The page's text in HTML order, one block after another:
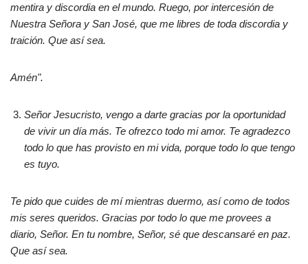
mentira y discordia en el mundo. Ruego, por intercesión de
Nuestra Señora y San José, que me libres de toda discordia y
traición. Que así sea.
Amén".
Señor Jesucristo, vengo a darte gracias por la oportunidad
de vivir un día más. Te ofrezco todo mi amor. Te agradezco
todo lo que has provisto en mi vida, porque todo lo que tengo
es tuyo.
Te pido que cuides de mí mientras duermo, así como de todos
mis seres queridos. Gracias por todo lo que me provees a
diario, Señor. En tu nombre, Señor, sé que descansaré en paz.
Que así sea.